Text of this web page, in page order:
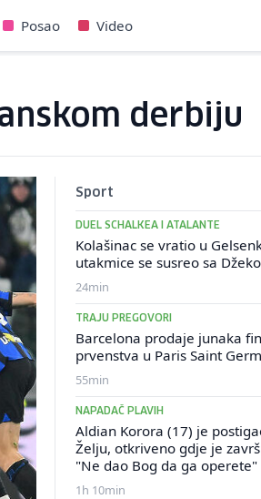
Posao Video
derbiju
Sport
DUEL SCHALKEA I ATALANTE
Kolašinac se vratio u
utakmice se susreo sa
24min
TRAJU PREGOVORI
Barcelona prodaje junaka
prvenstva u Paris Saint
55min
NAPADAČ PLAVIH
Aldian Korora (17) je
Želju, otkriveno gdje je
"Ne dao Bog da ga operete"
1h 10min